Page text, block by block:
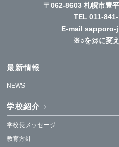
〒062-8603 札幌市豊
TEL 011-
E-mail
※○を@に変
最新情報
NEWS
学校紹介
学校長メッセージ
教育方針